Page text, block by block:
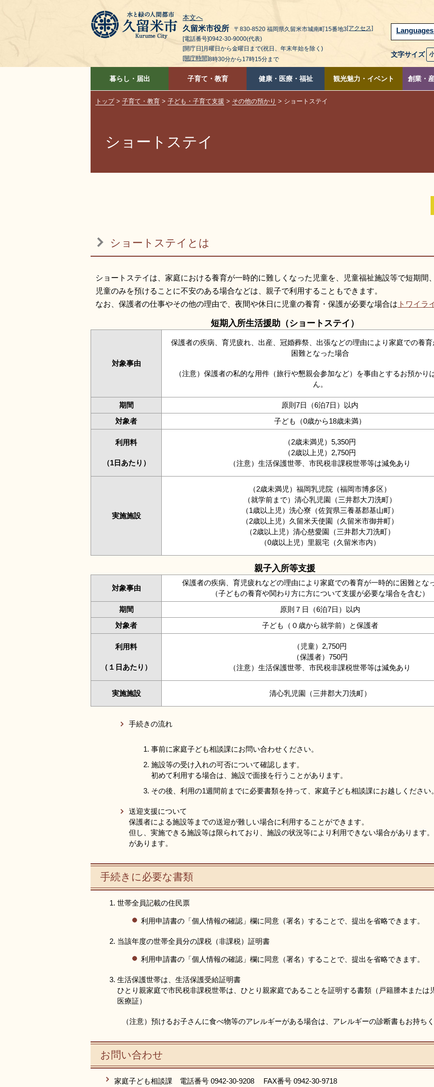
本文へ
久留米市役所 〒830-8520 福岡県久留米市城南町15番地3[アクセス]
[電話番号]0942-30-9000(代表)
[開庁日]月曜日から金曜日まで(祝日、年末年始を除く)
[開庁時間]8時30分から17時15分まで
文字サイズ
暮らし・届出 子育て・教育 健康・医療・福祉 観光魅力・イベント 創業・
トップ> 子育て・教育 > 子ども・子育て支援 > その他の預かり > ショートステイ
ショートステイ
ショートステイとは
ショートステイは、家庭における養育が一時的に難しくなった児童を、児童福祉施設等で短期間
児童のみを預けることに不安のある場合などは、親子で利用することもできます。
なお、保護者の仕事やその他の理由で、夜間や休日に児童の養育・保護が必要な場合は トワイラ
短期入所生活援助（ショートステイ）
対象事由
保護者の疾病、育児疲れ、出産、冠婚葬祭、出張などの理由により家庭での養
困難となった場合
（注意）保護者の私的な用件（旅行や懇親会参加など）を事由とするお預かり
ん。
期間
原則7日（6泊7日）以内
対象者
子ども（0歳から18歳未満）
利用料
（1日あたり）
（2歳未満児）5,350円
（2歳以上児）2,750円
（注意）生活保護世帯、市民税非課税世帯等は減免あり
実施施設
（2歳未満児）福岡乳児院（福岡市博多区）
（就学前まで）清心乳児園（三井郡大刀洗町）
（1歳以上児）洗心寮（佐賀県三養基郡基山町）
（2歳以上児）久留米天使園（久留米市御井町）
（2歳以上児）清心慈愛園（三井郡大刀洗町）
（0歳以上児）里親宅（久留米市内）
親子入所等支援
対象事由
保護者の疾病、育児疲れなどの理由により家庭での養育が一時的に困難とな
（子どもの養育や関わり方に方について支援が必要な場合を含む）
期間
原則７日（6泊7日）以内
対象者
子ども（０歳から就学前）と保護者
利用料
（１日あたり）
（児童）2,750円
（保護者）750円
（注意）生活保護世帯、市民税非課税世帯等は減免あり
実施施設 清心乳児園（三井郡大刀洗町）
手続きの流れ
事前に家庭子ども相談課にお問い合わせください。
施設等の受け入れの可否について確認します。
初めて利用する場合は、施設で面接を行うことがあります。
その後、利用の1週間前までに必要書類を持って、家庭子ども相談課にお越しください
送迎支援について
保護者による施設等までの送迎が難しい場合に利用することができます。
但し、実施できる施設等は限られており、施設の状況等により利用できない場合があります
があります。
手続きに必要な書類
世帯全員記載の住民票
利用申請書の「個人情報の確認」欄に同意（署名）することで、提出を省略できます。
当該年度の世帯全員分の課税（非課税）証明書
利用申請書の「個人情報の確認」欄に同意（署名）することで、提出を省略できます。
生活保護世帯は、生活保護受給証明書
ひとり親家庭で市民税非課税世帯は、ひとり親家庭であることを証明する書類（戸籍謄本または
医療証）
（注意）預けるお子さんに食べ物等のアレルギーがある場合は、アレルギーの診断書もお持ち
お問い合わせ
家庭子ども相談課 電話番号 0942-30-9208 FAX番号 0942-30-9718